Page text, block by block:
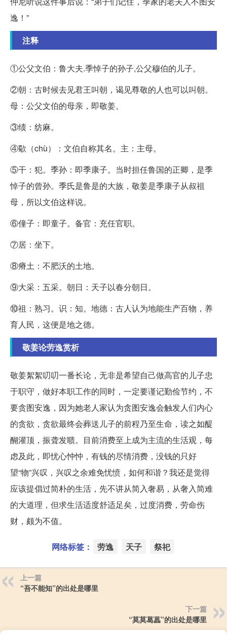
逸！”
注释
①公父文伯：鲁大夫.季悼子的孙子,公父穆伯的儿子。
②朝：古时候去见君王叫朝，谒见尊敬的人也可以叫朝。
母：公父文伯的母亲，即敬姜。
③绩：纺麻。
④歜（chù）：文伯自称其名。主：主母。
⑤干：犯。季孙：即季康子。当时担任鲁国的正卿，是季
悼子的曾孙。季氏是鲁是的大族，敬姜是季康子从叔祖
母，所以文伯这样说。
⑥僮子：即童子。备官：充任官职。
⑦居：坐下。
⑧瘠土：不肥沃的土地。
⑨大采：五采。朝日：天子以春分朝日。
⑩祖：熟习。识：知。地德：古人认为地能生产百物，养
育人民，这便是地之德。
敬姜论劳逸赏析
敬姜絮絮叨叨一番长论，无非是希望自己做高官的儿子忠
于职守，做好本职工作的同时，一定要谨记勤俭节约，不
要贪图安逸，因为她老人家认为贪图安逸会触发人们内心
的贪欲，贪欲最终会葬送儿子的前程乃至生命，读之如醍
醐灌顶，振聋发聩。目前消费至上成为主流的生活观，每
虑及此，即忧心忡忡，有钱的尽情消费，没钱的只好
望“物”兴叹，兴叹之余难免忧愤，如何和谐？我还是觉得
应该提倡过简朴的生活，先不讲从简入奢易，从奢入简难
的大道理，但求生活适度舒适足矣，过度消费，劳命伤
财，颇为不值。
网络标签： 劳逸 天子 祭祀
上一篇
“吾不能知”的出处是哪里
下一篇
“莫莫葛藟”的出处是哪里